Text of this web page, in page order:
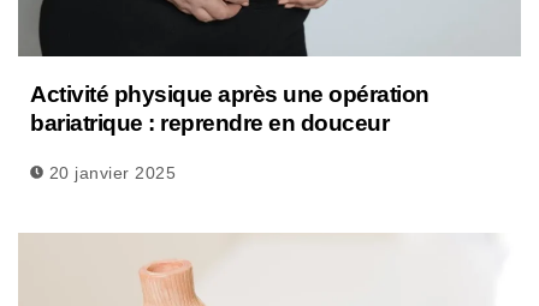
Activité physique après une opération
bariatrique : reprendre en douceur
20 janvier 2025